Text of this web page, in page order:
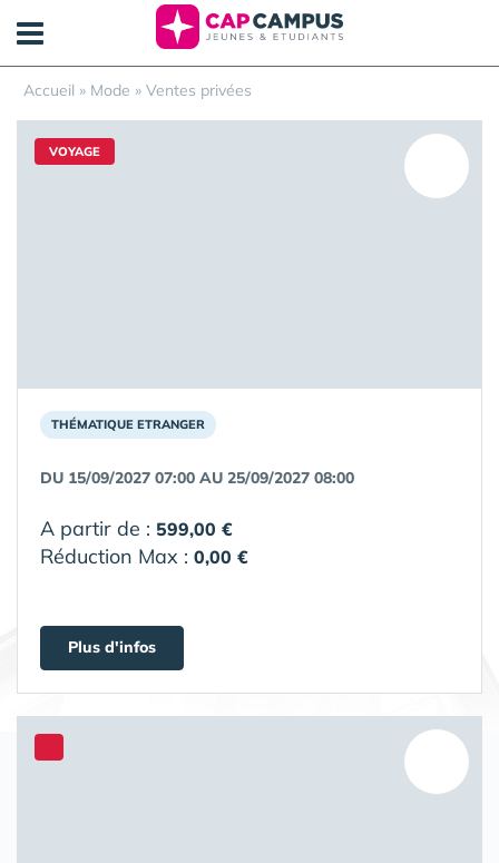
Accueil » Mode » Ventes privées
VOYAGE
THÉMATIQUE ETRANGER
DU 15/09/2027 07:00 AU 25/09/2027 08:00
A partir de : 599,00 €
Réduction Max : 0,00 €
Plus d'infos
Panneau de gestion des cookies